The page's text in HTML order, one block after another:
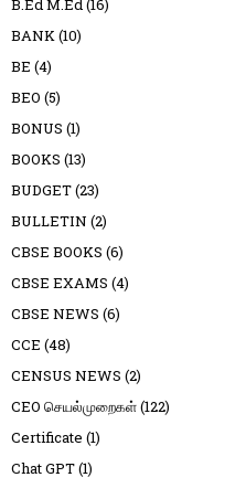
B.Ed M.Ed(16)
BANK(10)
BE (4)
BEO (5)
BONUS (1)
BOOKS (13)
BUDGET(23)
BULLETIN (2)
CBSE BOOKS (6)
CBSE EXAMS (4)
CBSE NEWS (6)
CCE (48)
CENSUS NEWS (2)
CEO செயல்முறைகள்(122)
Certificate (1)
Chat GPT(1)